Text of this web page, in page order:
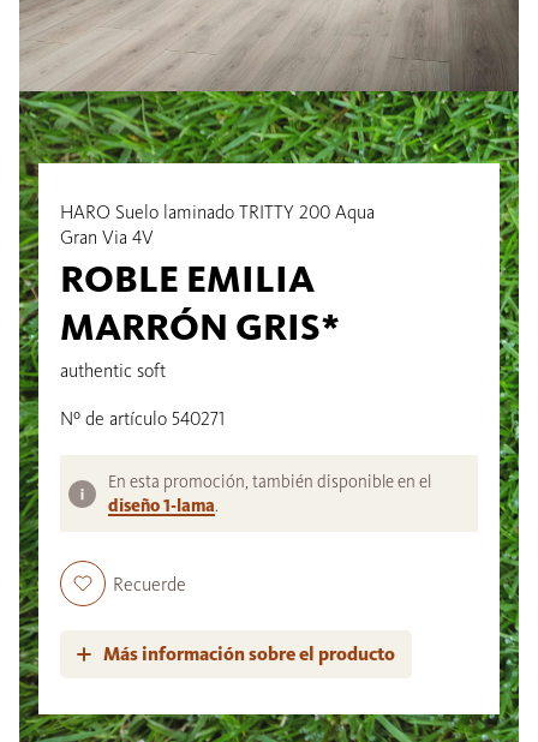
HARO Suelo laminado TRITTY 200 Aqua
Gran Via 4V
ROBLE EMILIA
MARRÓN GRIS*
authentic soft
Nº de artículo 540271
En esta promoción, también disponible en el
diseño 1-lama.
Recuerde
Más información sobre el producto